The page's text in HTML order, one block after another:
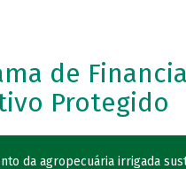
de
Protegido
da agropecuária irrigada